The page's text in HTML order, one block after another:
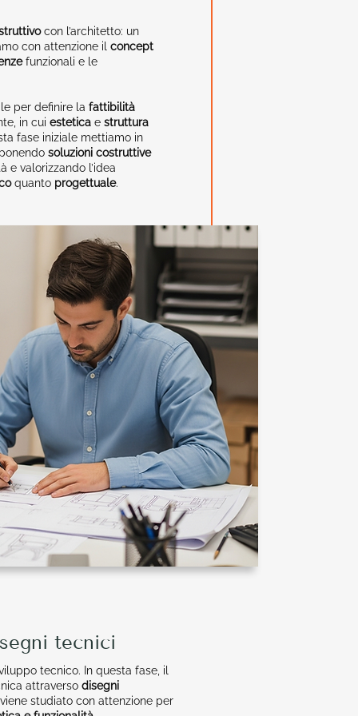
tecnici
tecnico. In questa fase, il
attraverso disegni
studiato con attenzione per
con l’architetto: un
con attenzione il concept
funzionali e le
per definire la fattibilità
in cui estetica e struttura
fase iniziale mettiamo in
soluzioni costruttive
e valorizzando l’idea
quanto progettuale.